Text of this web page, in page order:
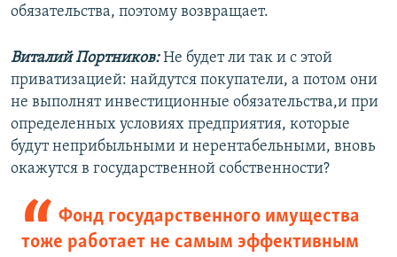
обязательства, поэтому возвращает.
Виталий Портников:Не будет ли так и с этой
приватизацией: найдутся покупатели, а потом они
не выполнят инвестиционные обязательства,и при
определенных условиях предприятия, которые
будут неприбыльными и нерентабельными, вновь
окажутся в государственной собственности?
Фонд государственного имущества
тоже работает не самым эффективным